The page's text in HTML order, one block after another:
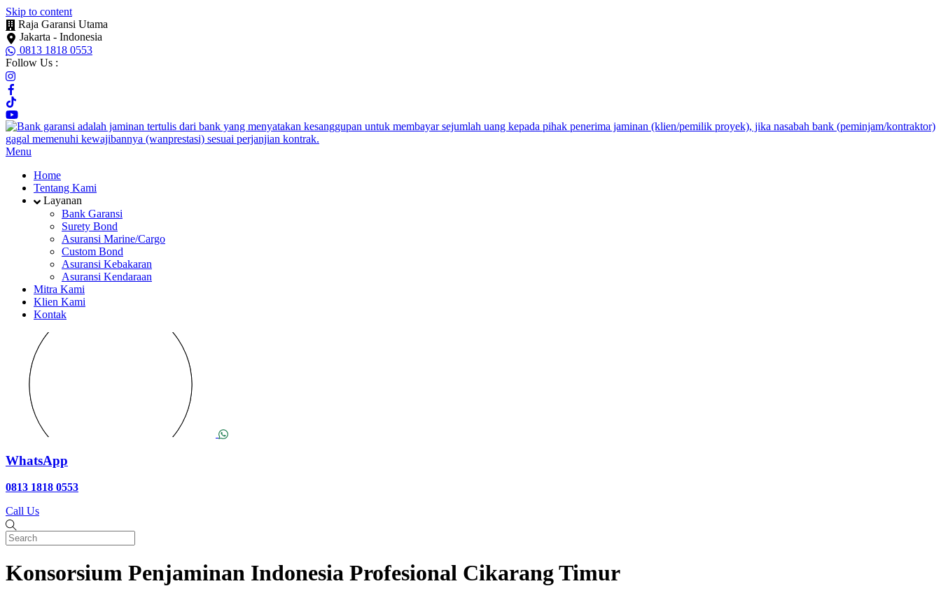
Skip to content
Raja Garansi Utama
Jakarta - Indonesia
0813 1818 0553
Follow Us :
Menu
Home
Tentang Kami
Layanan
Bank Garansi
Surety Bond
Asuransi Marine/Cargo
Custom Bond
Asuransi Kebakaran
Asuransi Kendaraan
Mitra Kami
Klien Kami
Kontak
WhatsApp
0813 1818 0553
Call Us
Konsorsium Penjaminan Indonesia Profesional Cikarang Timur